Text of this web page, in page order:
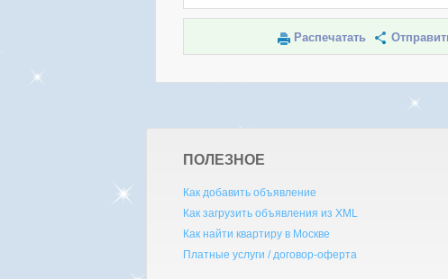
Распечатать
ПОЛЕЗНОЕ
Как добавить объявление
Как загрузить объявления из XML
Как найти квартиру в Москве
Платные услуги / договор-оферта